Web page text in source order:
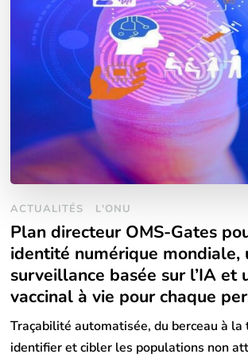
ACTUALITÉS L'ONU
Plan directeur OMS-Gates
identité numérique mondiale,
surveillance basée sur l’IA et
vaccinal à vie pour chaque
Traçabilité automatisée, du berceau à la
identifier et cibler les populations non